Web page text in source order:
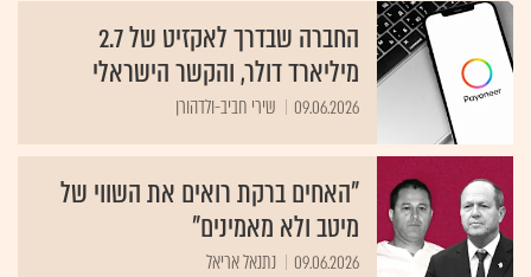
החברה שבדרך לאקזיט של 2.7
מיליארד דולר, והקשר הישראלי
09.06.2026 שירי חביב-ולדהורן
"האחים ברקת רואים את השווי של
מיטב ולא מאמינים"
09.06.2026 נתנאל אריאל